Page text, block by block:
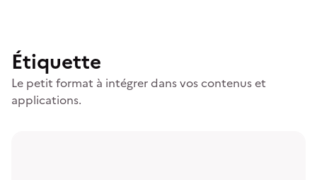
Étiquette
Le petit format à intégrer dans vos contenus et
applications.